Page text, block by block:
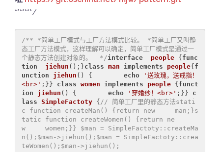
*******/
/** *简单工厂模式与工厂方法模式比较。 *简单工厂又叫静
态工厂方法模式，这样理解可以确定，简单工厂模式是通过一
个静态方法创建对象的。  */interface people { func
tion
jiehun () ;}class man implements people{ f
unction
jiehun () { echo
'送玫瑰，送戒指！
<br>' ;}} class women implements people { funct
ion
jiehun () { echo '穿婚纱！<br>' ;}} c
lass SimpleFactoty { // 简单工厂里的静态方法stati
c function createMan() {return new     man;}s
tatic function createWomen() {return ne
w     women;}} $man = SimpleFactoty::createMa
n();$man->jiehun();$man = SimpleFactoty::crea
teWomen();$man->jiehun();